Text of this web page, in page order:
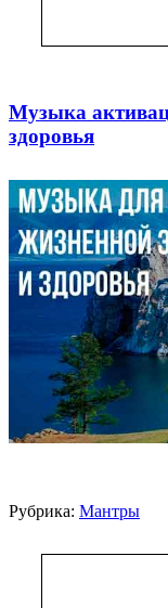
Музыка
здоровья
Рубрика: Мантры